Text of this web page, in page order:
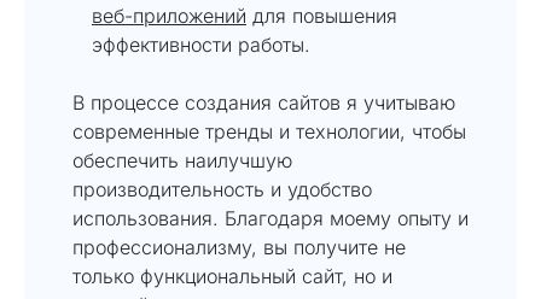
веб-приложений для повышения
эффективности работы.
В процессе создания сайтов я учитываю
современные тренды и технологии, чтобы
обеспечить наилучшую
производительность и удобство
использования. Благодаря моему опыту и
профессионализму, вы получите не
только функциональный сайт, но и